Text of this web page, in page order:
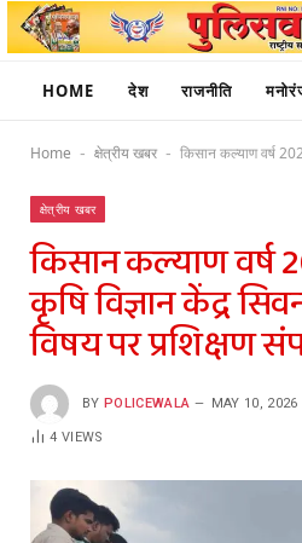
HOME देश राजनीति
Home - क्षेत्रीय खबर - किसान कल्याण वर्ष 2026 अंतर्गत
क्षेत्रीय खबर
किसान कल्याण वर्ष
कृषि विज्ञान केंद्र
विषय पर प्रशिक्षण
BY POLICEWALA MAY 10, 2026
4VIEWS